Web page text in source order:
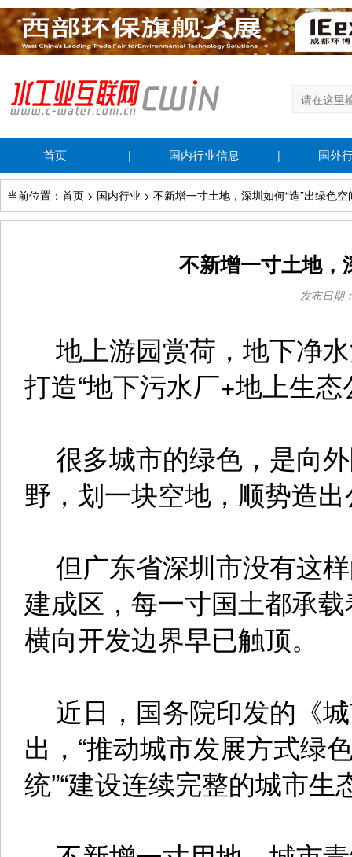
首页 | 国内行业信息 | 国外
当前位置：首页 > 国内行业 > 不新增一寸土地，深圳如何“造”出绿色空
不新增一寸土地，
发布日期
地上游园赏荷，地下净
打造“地下污水厂+地上生
很多城市的绿色，是向
野，划一块空地，顺势造
但广东省深圳市没有这
建成区，每一寸国土都承
横向开发边界早已触顶。
近日，国务院印发的《城
出，“推动城市发展方式绿
统”“建设连续完整的城市生